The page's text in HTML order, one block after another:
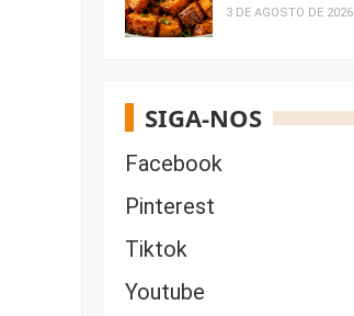
3 DE AGOSTO DE 2026
SIGA-NOS
Facebook
Pinterest
Tiktok
Youtube